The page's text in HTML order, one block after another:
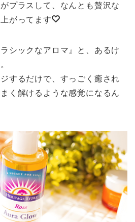
プラスして、なんとも贅沢な
がってます
シックなアロマ』と、あるけ
するだけで、すっごく癒され
く解けるような感覚になるん